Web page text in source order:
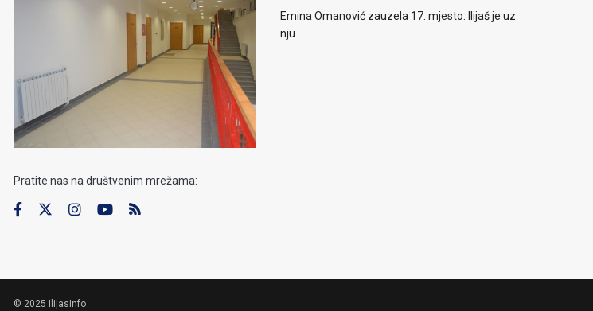
Pratite nas na društvenim mrežama:
Emina Omanović zauzela 17. mjesto: Ilijaš je uz
nju
© 2025 IlijasInfo